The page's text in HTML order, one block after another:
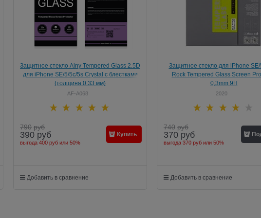
Защитное стекло Ainy Tempered Glass 2.5D
для iPhone SE/5/5c/5s Crystal с блестками
(толщина 0.33 мм)
AF-A068
790 руб
390 руб
выгода 400 руб или 50%
Купить
Добавить в сравнение
Защитное стекло для iPhone SE/
Rock Tempered Glass Screen
0,3mm 9H
2020
740 руб
370 руб
выгода 370 руб или 50%
Добавить в сравнение